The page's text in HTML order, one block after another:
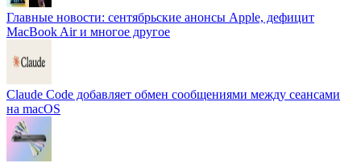
Главные новости: сентябрьские анонсы Apple, дефицит
MacBook Air и многое другое
Claude Code добавляет обмен сообщениями между сеансами
на macOS